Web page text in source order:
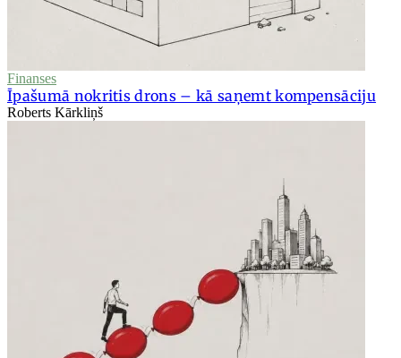
Finanses
Īpašumā nokritis drons – kā saņemt kompensāciju
Roberts Kārkliņš